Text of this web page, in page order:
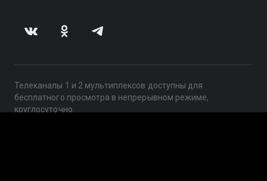
Телеканалы 1 и 2 мультиплексов доступны для
бесплатного просмотра в непрерывном режиме,
круглосуточно.